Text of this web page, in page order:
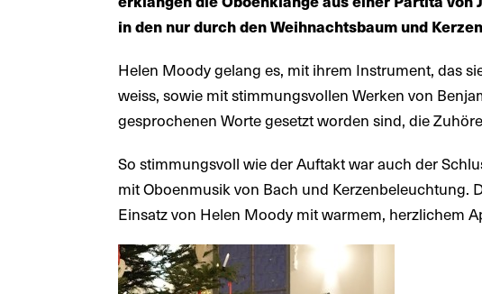
in den nur durch den Weihnachtsbaum und
Helen Moody gelang es, mit ihrem Instrument, das
weiss, sowie mit stimmungsvollen Werken von
gesprochenen Worte gesetzt worden sind, die
So stimmungsvoll wie der Auftakt war auch der
mit Oboenmusik von Bach und Kerzenbeleuchtung.
Einsatz von Helen Moody mit warmem, herzlichem